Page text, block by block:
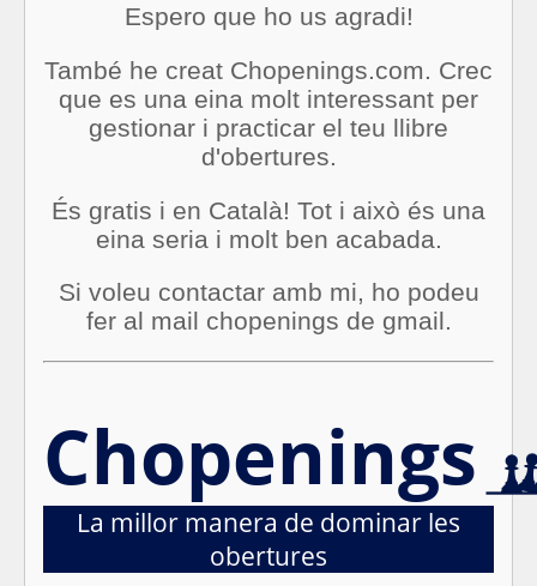
Espero que ho us agradi!
També he creat Chopenings.com. Crec
que es una eina molt interessant per
gestionar i practicar el teu llibre
d'obertures.
És gratis i en Català! Tot i això és una
eina seria i molt ben acabada.
Si voleu contactar amb mi, ho podeu
fer al mail chopenings de gmail.
Chopenings
La millor manera de dominar les
obertures